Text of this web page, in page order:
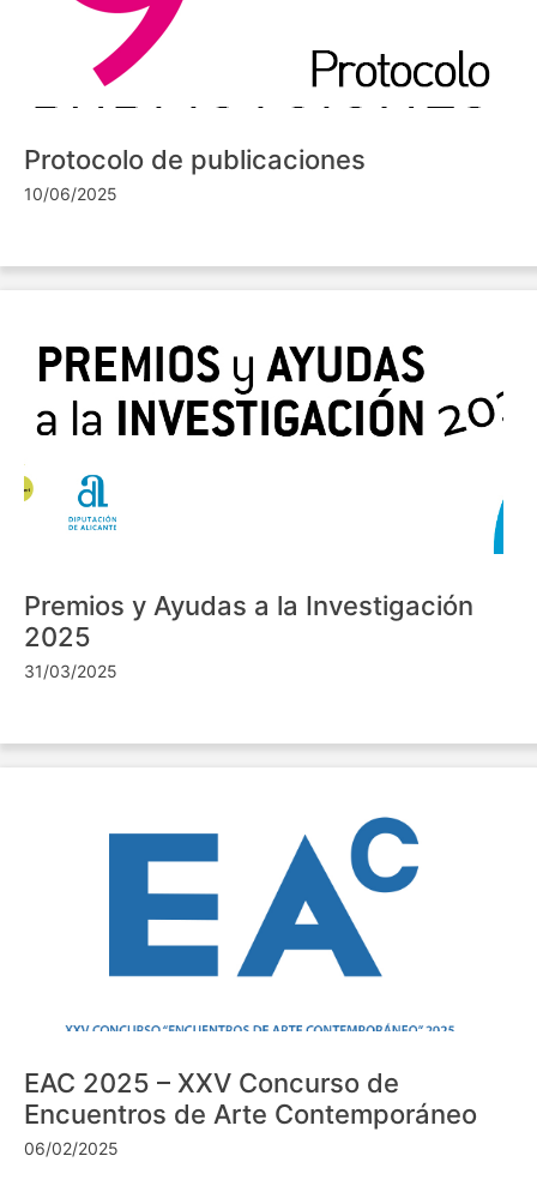
Protocolo de publicaciones
10/06/2025
Premios y Ayudas a la Investigación
2025
31/03/2025
EAC 2025 – XXV Concurso de
Encuentros de Arte Contemporáneo
06/02/2025